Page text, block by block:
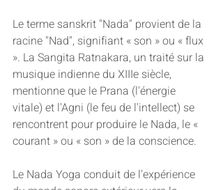
Le terme sanskrit "Nada" provient de la
racine "Nad", signifiant « son » ou « flux
». La Sangita Ratnakara, un traité sur la
musique indienne du XIIIe siècle,
mentionne que le Prana (l'énergie
vitale) et l'Agni (le feu de l'intellect) se
rencontrent pour produire le Nada, le «
courant » ou « son » de la conscience.
Le Nada Yoga conduit de l'expérience